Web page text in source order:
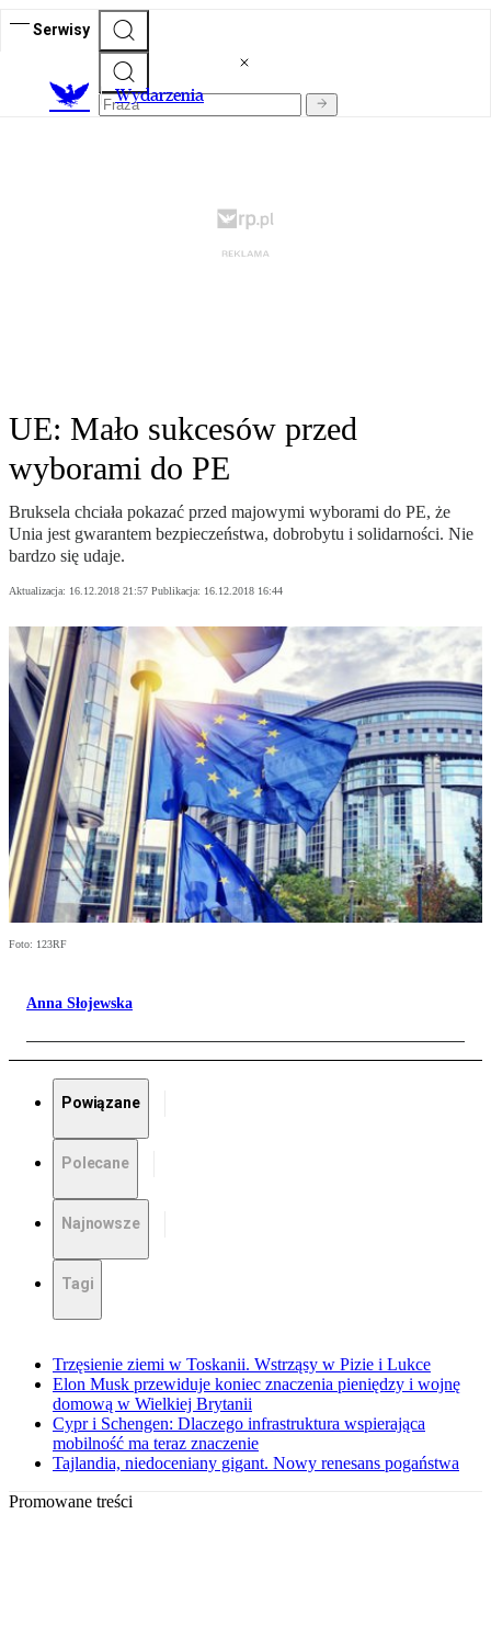
Serwisy
Wydarzenia
UE: Mało sukcesów przed
wyborami do PE
Bruksela chciała pokazać przed majowymi wyborami do PE, że
Unia jest gwarantem bezpieczeństwa, dobrobytu i solidarności. Nie
bardzo się udaje.
Aktualizacja: 16.12.2018 21:57 Publikacja: 16.12.2018 16:44
Foto: 123RF
Anna Słojewska
Powiązane
Polecane
Najnowsze
Tagi
Trzęsienie ziemi w Toskanii. Wstrząsy w Pizie i Lukce
Elon Musk przewiduje koniec znaczenia pieniędzy i wojnę
domową w Wielkiej Brytanii
Cypr i Schengen: Dlaczego infrastruktura wspierająca
mobilność ma teraz znaczenie
Tajlandia, niedoceniany gigant. Nowy renesans pogaństwa
Promowane treści